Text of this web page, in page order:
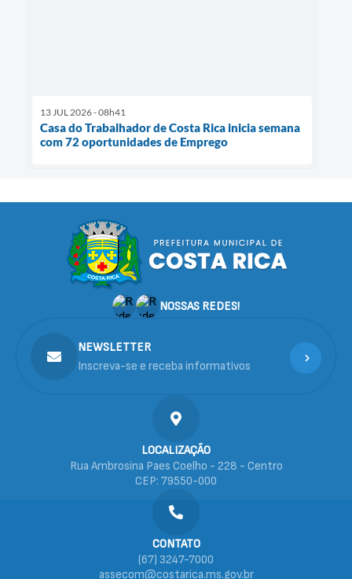
13 JUL 2026 - 08h41
Casa do Trabalhador de Costa Rica inicia semana
com 72 oportunidades de Emprego
NOSSAS REDES!
LOCALIZAÇÃO
Rua Ambrosina Paes Coelho - 228 - Centro
CEP: 79550-000
CONTATO
(67) 3247-7000
assecom@costarica.ms.gov.br
NEWSLETTER
Inscreva-se e receba informativos